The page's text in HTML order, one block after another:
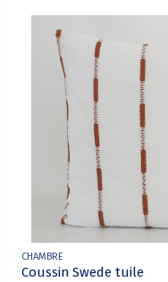
CHAMBRE
Coussin Swede tuile